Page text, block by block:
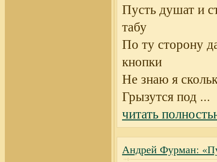
Пусть душат и
табу
По ту сторону
кнопки
Не знаю я
Грызутся под ...
читать
Андрей Фурман: